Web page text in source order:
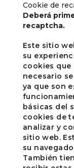
Cookie de
Deberá
recaptcha.
Este sitio
su
cookies que
necesario
ya que son
básicas del
cookies de
analizar y
sitio web.
su
También